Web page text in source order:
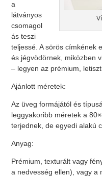
a
látványos
csomagol
ás teszi
teljessé. A sörös címkének
és jégvödörnek, miközben
– legyen az prémium,
Ajánlott méretek:
Az üveg formájától és
leggyakoribb méretek a
terjednek, de egyedi alakú
Anyag:
Prémium, texturált vagy
a nedvesség ellen), vagy a